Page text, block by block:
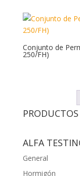
Conjunto de
250/FH)
PRODUCTOS
ALFA
General
Hormigón